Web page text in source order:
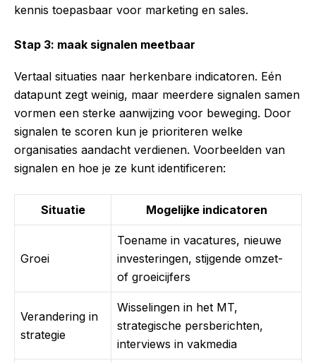
kennis toepasbaar voor marketing en sales.
Stap 3: maak signalen meetbaar
Vertaal situaties naar herkenbare indicatoren. Eén
datapunt zegt weinig, maar meerdere signalen samen
vormen een sterke aanwijzing voor beweging. Door
signalen te scoren kun je prioriteren welke
organisaties aandacht verdienen. Voorbeelden van
signalen en hoe je ze kunt identificeren:
Situatie Mogelijke indicatoren
Groei
Toename in vacatures, nieuwe
investeringen, stijgende omzet-
of groeicijfers
Verandering in
strategie
Wisselingen in het MT,
strategische persberichten,
interviews in vakmedia